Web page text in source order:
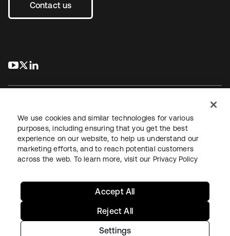
Contact us
s’ouvre dans un nouvel onglet
s’ouvre dans un nouvel onglet
JuridiquePolitique de confidentialité
Conditions d’utilisation du siteSécuritéPlan du site
Paramètres des cookies
We use cookies and similar technologies for various
purposes, including ensuring that you get the best
experience on our website, to help us understand our
marketing efforts, and to reach potential customers
across the web. To learn more, visit our Privacy Policy
Settings
Reject All
Accept All